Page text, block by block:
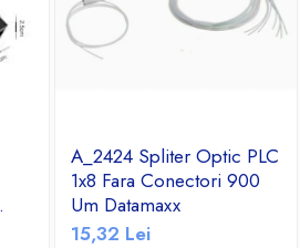
A_2424 Spliter Optic PLC
1x8 Fara Conectori 900
Um Datamaxx
15,32 Lei